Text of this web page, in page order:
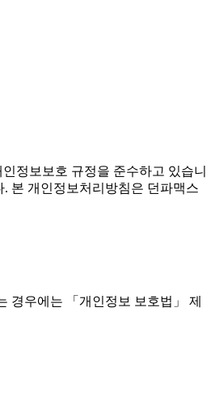
정보보호 규정을 준수하고 있습니
본 개인정보처리방침은 던파맥스
경우에는 「개인정보 보호법」 제